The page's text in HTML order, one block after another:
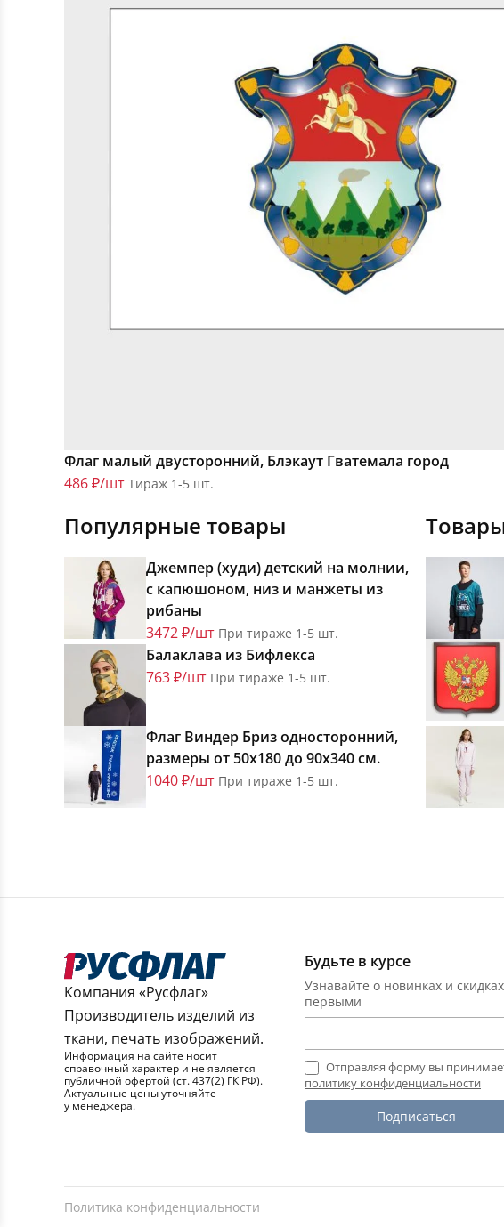
Флаг малый двусторонний, Блэкаут Гватемала город
486 ₽/шт Тираж 1-5 шт.
Популярные товары
Джемпер (худи) детский на молнии,
с капюшоном, низ и манжеты из
рибаны
3472 ₽/шт При тираже 1-5 шт.
Балаклава из Бифлекса
763 ₽/шт При тираже 1-5 шт.
Флаг Виндер Бриз односторонний,
размеры от 50х180 до 90х340 см.
1040 ₽/шт При тираже 1-5 шт.
Компания «Русфлаг»
Производитель изделий из
ткани, печать изображений.
Информация на сайте носит
справочный характер и не является
публичной офертой (ст. 437(2) ГК РФ).
Актуальные цены уточняйте
у менеджера.
Будьте в курсе
Узнавайте о новинках и скидках
первыми
Отправляя форму вы
политику конфиденциальности
Подписаться
Политика конфиденциальности